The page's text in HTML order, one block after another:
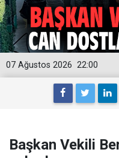
22:00
07 Ağustos 2026
Başkan Vekili